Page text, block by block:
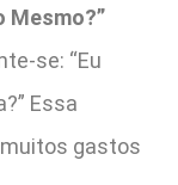
Mesmo?”
se: “Eu
Essa
gastos